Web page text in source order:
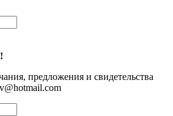
предложения и свидетельства